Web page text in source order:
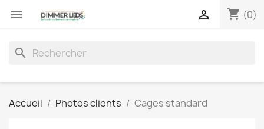
 shopping_cart (0)

search
Accueil Photos clients Cages standard